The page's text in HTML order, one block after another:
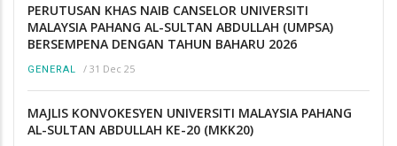
PERUTUSAN KHAS NAIB CANSELOR UNIVERSITI
MALAYSIA PAHANG AL-SULTAN ABDULLAH (UMPSA)
BERSEMPENA DENGAN TAHUN BAHARU 2026
GENERAL / 31 Dec 25
MAJLIS KONVOKESYEN UNIVERSITI MALAYSIA PAHANG
AL-SULTAN ABDULLAH KE-20 (MKK20)